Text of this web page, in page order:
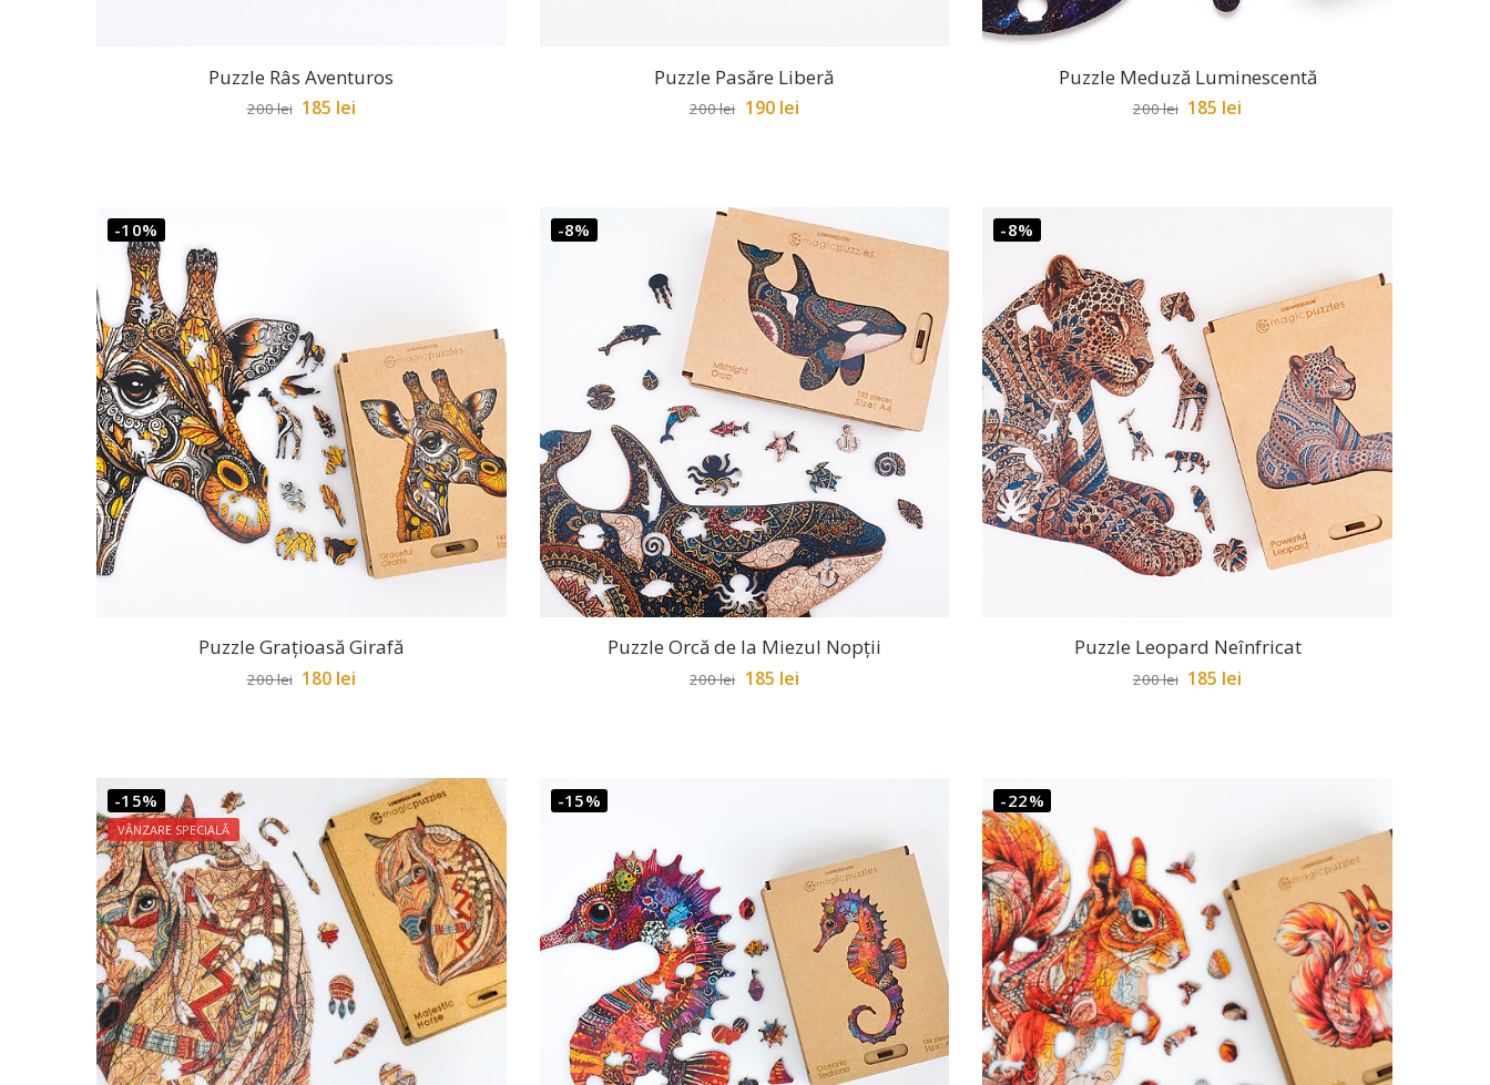
Puzzle Râs Aventuros
200lei 185 lei
Puzzle Pasăre Liberă
200lei 190 lei
Puzzle Meduză Luminescentă
200lei 185 lei
-10%
Puzzle Grațioasă Girafă
200lei 180 lei
-8%
Puzzle Orcă de la Miezul Nopții
200lei 185 lei
-8%
Puzzle Leopard Neînfricat
200lei 185 lei
-15%
VÂNZARE SPECIALĂ
-15% -22%